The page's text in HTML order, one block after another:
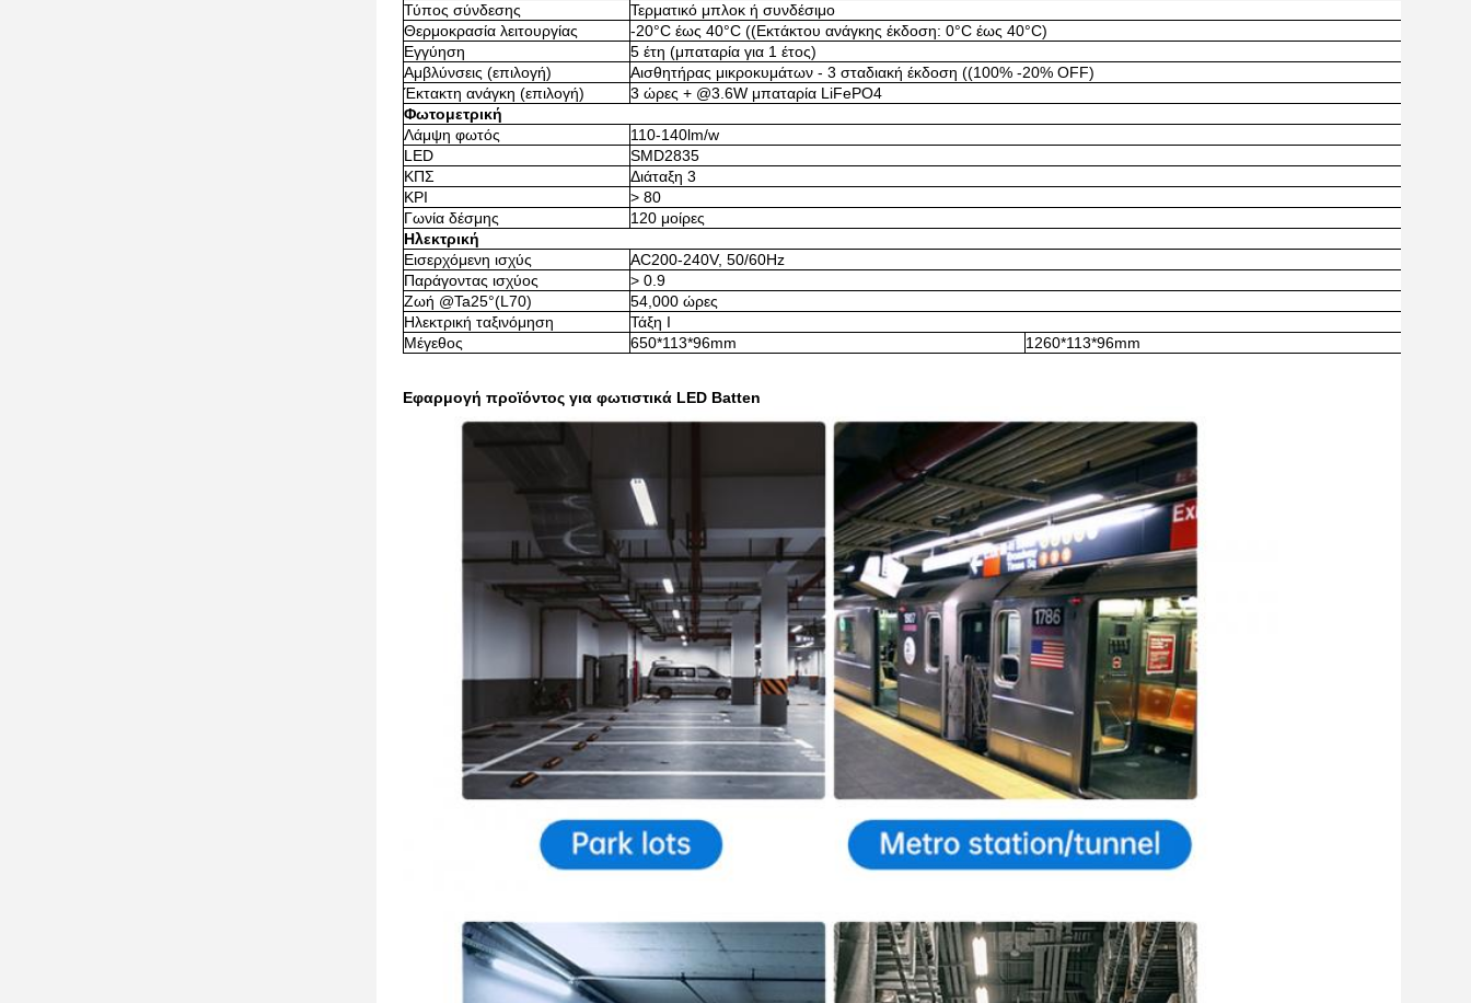
Τύπος σύνδεσης
Τερματικό μπλοκ ή συνδέσιμο
Θερμοκρασία λειτουργίας
-20°C έως 40°C ((Εκτάκτου ανάγκης έκδοση: 0°C έως 40°C)
Εγγύηση
5 έτη (μπαταρία για 1 έτος)
Αμβλύνσεις (επιλογή)
Αισθητήρας μικροκυμάτων - 3 σταδιακή έκδοση ((100% -20% OFF)
Έκτακτη ανάγκη (επιλογή)
3 ώρες + @3.6W μπαταρία LiFePO4
Φωτομετρική
Λάμψη φωτός
110-140lm/w
LED
SMD2835
ΚΠΣ
Διάταξη 3
ΚΡΙ
> 80
Γωνία δέσμης
120 μοίρες
Ηλεκτρική
Εισερχόμενη ισχύς
AC200-240V, 50/60Hz
Παράγοντας ισχύος
> 0.9
Ζωή @Ta25°(L70)
54,000 ώρες
Ηλεκτρική ταξινόμηση
Τάξη Ι
Μέγεθος
650*113*96mm 1260*113*96mm
Εφαρμογή προϊόντος για φωτιστικά LED Batten